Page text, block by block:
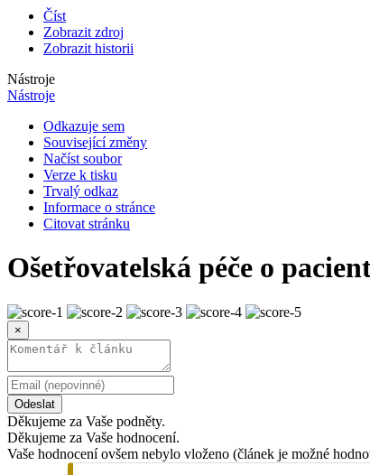
Číst
Zobrazit zdroj
Zobrazit historii
Nástroje
Nástroje
Odkazuje sem
Související změny
Načíst soubor
Verze k tisku
Trvalý odkaz
Informace o stránce
Citovat stránku
Ošetřovatelská péče o
×
Odeslat
Děkujeme za Vaše podněty.
Děkujeme za Vaše hodnocení.
Vaše hodnocení ovšem nebylo vloženo (článek je možné